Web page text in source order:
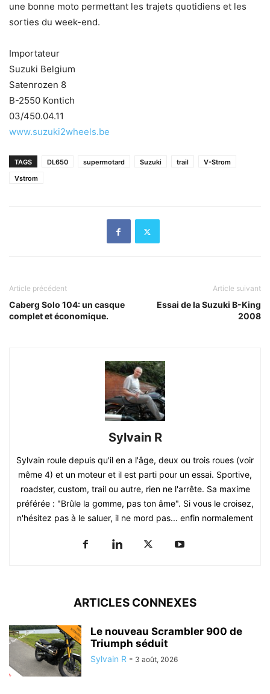
une bonne moto permettant les trajets quotidiens et les
sorties du week-end.
Importateur
Suzuki Belgium
Satenrozen 8
B-2550 Kontich
03/450.04.11
www.suzuki2wheels.be
TAGS DL650 supermotard Suzuki trail
V-Strom
Vstrom
Article précédent
Caberg Solo 104: un casque
complet et économique.
Article suivant
Essai de la Suzuki B-King
2008
Sylvain R
Sylvain roule depuis qu'il en a l'âge, deux ou trois roues (voir
même 4) et un moteur et il est parti pour un essai. Sportive,
roadster, custom, trail ou autre, rien ne l'arrête. Sa maxime
préférée : "Brûle la gomme, pas ton âme". Si vous le croisez,
n'hésitez pas à le saluer, il ne mord pas... enfin normalement
ARTICLES CONNEXES
Le nouveau Scrambler 900 de
Triumph séduit
Sylvain R - 3 août, 2026